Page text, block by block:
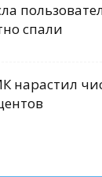
спали
нарастил